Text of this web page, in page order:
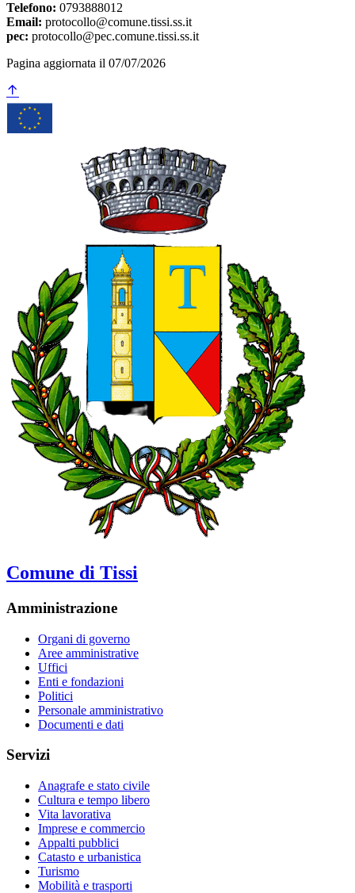
Telefono: 0793888012
Email: protocollo@comune.tissi.ss.it
pec: protocollo@pec.comune.tissi.ss.it
Pagina aggiornata il 07/07/2026
Comune di Tissi
Amministrazione
Organi di governo
Aree amministrative
Uffici
Enti e fondazioni
Politici
Personale amministrativo
Documenti e dati
Servizi
Anagrafe e stato civile
Cultura e tempo libero
Vita lavorativa
Imprese e commercio
Appalti pubblici
Catasto e urbanistica
Turismo
Mobilità e trasporti